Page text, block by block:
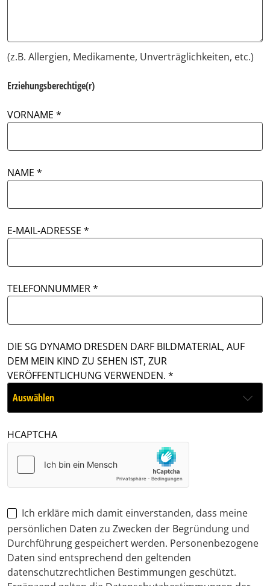
(z.B. Allergien, Medikamente, Unverträglichkeiten, etc.)
Erziehungsberechtige(r)
VORNAME
NAME
E-MAIL-ADRESSE
TELEFONNUMMER
DIE SG DYNAMO DRESDEN DARF BILDMATERIAL, AUF
DEM MEIN KIND ZU SEHEN IST, ZUR
VERÖFFENTLICHUNG VERWENDEN.
HCAPTCHA
Ich erkläre mich damit einverstanden, dass meine
persönlichen Daten zu Zwecken der Begründung und
Durchführung gespeichert werden. Personenbezogene
Daten sind entsprechend den geltenden
datenschutzrechtlichen Bestimmungen geschützt.